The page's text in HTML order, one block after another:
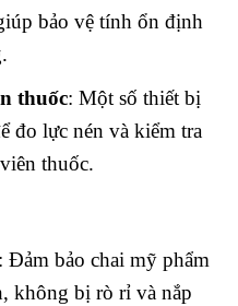
bảo vệ tính ổn định
thuốc: Một số thiết bị
đo lực nén và kiểm tra
thuốc.
: Đảm bảo chai mỹ phẩm
không bị rò rỉ và nắp